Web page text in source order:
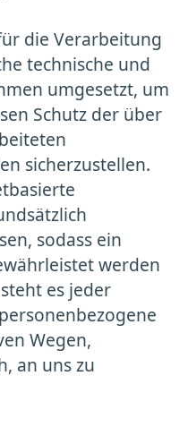
die Verarbeitung
technische und
umgesetzt, um
Schutz der über
sicherzustellen.
sodass ein
werden
es jeder
Wegen,
an uns zu